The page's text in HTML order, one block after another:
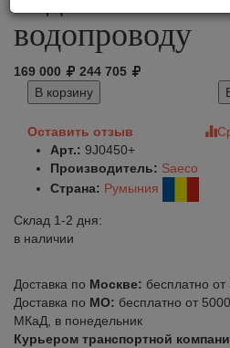
водопроводу
169 000
244 705
В корзину
Оставить отзыв
Арт.: 9J0450+
Производитель: Saeco
Страна: Румыния
Склад 1-2 дня:
в наличии
Доставка по Москве: бесплатно
Доставка по МО: бесплатно от
МКаД, в понедельник
Курьером транспортной